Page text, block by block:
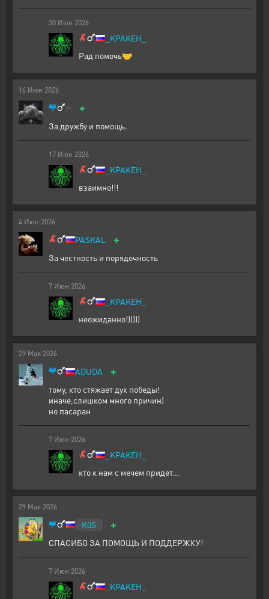
30 Июн 2026
_KPAKEH_
Рад помочь🤝
16 Июн 2026
+
За дружбу и помощь.
17 Июн 2026
_KPAKEH_
взаимно!!!
4 Июн 2026
PASKAL +
За честность и порядочность
7 Июн 2026
_KPAKEH_
неожиданно!)))))
29 Мая 2026
ADUDA +
тому, кто стяжает дух победы!
иначе,слишком много причин)
но пасаран
7 Июн 2026
_KPAKEH_
кто к нам с мечем придет...
29 Мая 2026
-K0S- +
СПАСИБО ЗА ПОМОЩЬ И ПОДДЕРЖКУ!
7 Июн 2026
_KPAKEH_